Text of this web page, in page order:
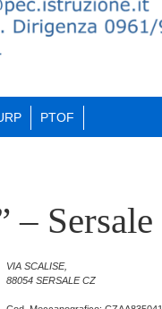
PTOF
– Sersale
VIA SCALISE,
88054 SERSALE CZ